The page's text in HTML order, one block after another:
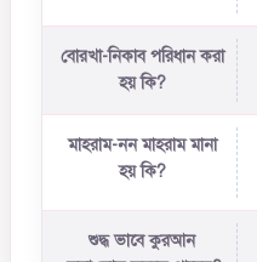
বোরখা-নিকাব পরিধান করা
হয় কি?
মাহরাম-নন মাহরাম মানা
হয় কি?
শুদ্ধ ভাবে কুরআন